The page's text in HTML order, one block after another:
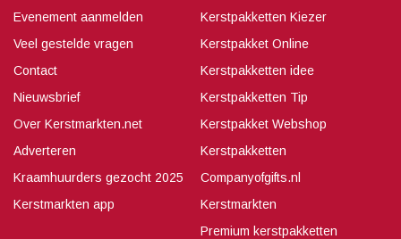
Evenement aanmelden
Veel gestelde vragen
Contact
Nieuwsbrief
Over Kerstmarkten.net
Adverteren
Kraamhuurders gezocht 2025
Kerstmarkten app
Kerstpakketten Kiezer
Kerstpakket Online
Kerstpakketten idee
Kerstpakketten Tip
Kerstpakket Webshop
Kerstpakketten
Companyofgifts.nl
Kerstmarkten
Premium kerstpakketten